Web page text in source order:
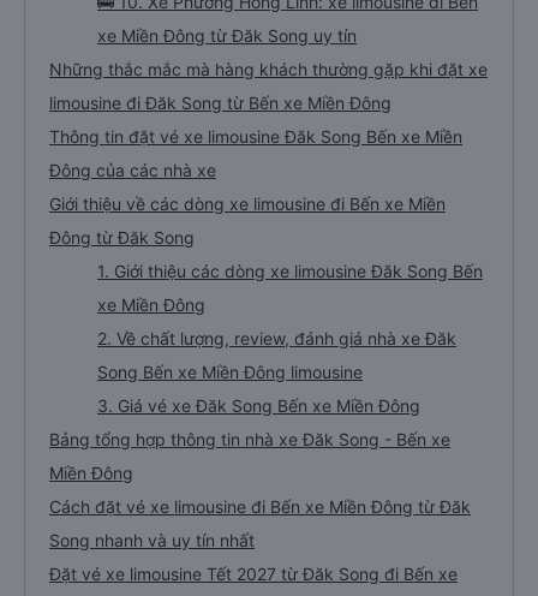
xe Miền Đông từ Đăk Song uy tín
Những thắc mắc mà hàng khách thường gặp khi đặt xe
limousine đi Đăk Song từ Bến xe Miền Đông
Thông tin đặt vé xe limousine Đăk Song Bến xe Miền
Đông của các nhà xe
Giới thiệu về các dòng xe limousine đi Bến xe Miền
Đông từ Đăk Song
1. Giới thiệu các dòng xe limousine Đăk Song Bến
xe Miền Đông
2. Về chất lượng, review, đánh giá nhà xe Đăk
Song Bến xe Miền Đông limousine
3. Giá vé xe Đăk Song Bến xe Miền Đông
Bảng tổng hợp thông tin nhà xe Đăk Song - Bến xe
Miền Đông
Cách đặt vé xe limousine đi Bến xe Miền Đông từ Đăk
Song nhanh và uy tín nhất
Đặt vé xe limousine Tết 2027 từ Đăk Song đi Bến xe